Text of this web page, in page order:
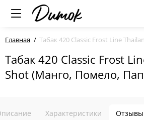
Главная Табак 420 Classic Frost Line
Табак 420 Classic Frost
Shot (Манго, Помело,
Характеристики Отзывы